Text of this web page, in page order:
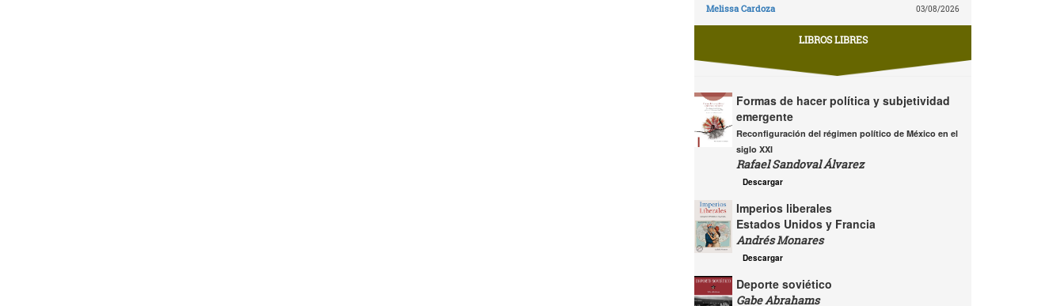
Melissa Cardoza 03/08/2026
LIBROS LIBRES
Formas de hacer política y subjetividad
emergente
Reconfiguración del régimen político de México en el
siglo XXI
Rafael Sandoval Álvarez
Descargar
Imperios liberales
Estados Unidos y Francia
Andrés Monares
Descargar
Deporte soviético
Gabe Abrahams